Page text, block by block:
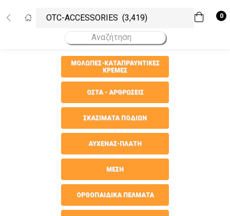
0
Σύνδεση Εγγραφή
Εισάγετε το username και το password σας για να συνδεθείτε.
Username
Να με θυμάσαι!
Ξεχάσατε το password σας;
ΜΟΛΩΠΕΣ-ΚΑΤΑΠΡΑΥΝΤΙΚΕΣ
ΚΡΕΜΕΣ
ΟΣΤΑ - ΑΡΘΡΩΣΕΙΣ
ΣΚΑΣΙΜΑΤΑ ΠΟΔΙΩΝ
ΑΥΧΕΝΑΣ-ΠΛΑΤΗ
ΜΕΣΗ
ΟΡΘΟΠΑΙΔΙΚΑ ΠΕΛΜΑΤΑ